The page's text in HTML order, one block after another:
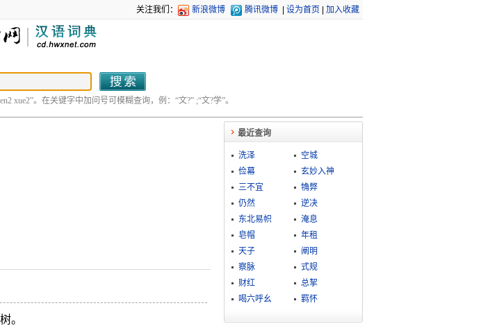
关注我们： 新浪微博 腾讯微博 设为首页 加入收藏
xue2”。在关键字中加问号可模糊查询，例：“文?” ;“文?学”。
。
最近查询
洗泽
空城
俭幕
玄妙入神
三不宜
觕弊
仍然
逆决
东北易帜
淹息
皂帽
年租
天子
阐明
察脉
式规
财红
总挈
喝六呼幺
羁怀